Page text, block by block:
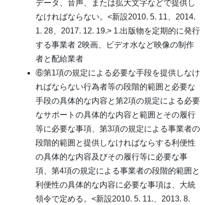
データ、音声、または拡大文字などで提供し
なければならない。<新設2010. 5. 11、2014.
1. 28、2017. 12. 19.> 1.出版物を定期的に発行
する事業者 2映画、ビデオ水など映像の制作
者と配給業者
⑥第1項の規定による必要な手段を提供しなけ
ればならない行為者等の段階的範囲と必要な
手段の具体的な内容と第2項の規定による必要
なサポートの具体的な内容と範囲とその履行
等に必要な事項、第3項の規定による事業者の
段階的範囲と提供しなければならする利便性
の具体的な内容及びその履行等に必要な事
項、第4項の規定による事業者の段階的範囲と
利便性の具体的な内容に必要な事項は、大統
領令で定める。<新設2010. 5. 11.、2013. 8.